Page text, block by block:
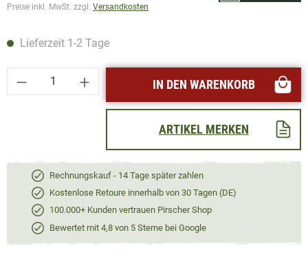
Preise inkl. MwSt. zzgl. Versandkosten
Lieferzeit 1-2 Tage
Produkt Anzahl: Gib den gewünschten
IN DEN WARENKORB
ARTIKEL MERKEN
Rechnungskauf - 14 Tage später zahlen
Kostenlose Retoure innerhalb von 30 Tagen (DE)
100.000+ Kunden vertrauen Pirscher Shop
Bewertet mit 4,8 von 5 Sterne bei Google